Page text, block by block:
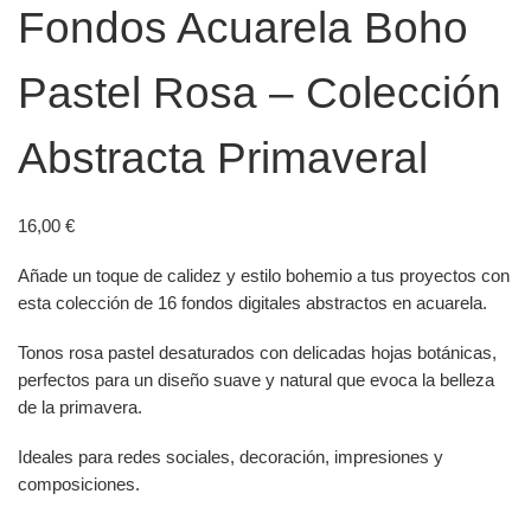
Fondos Acuarela Boho
Pastel Rosa – Colección
Abstracta Primaveral
16,00 €
Añade un toque de calidez y estilo bohemio a tus proyectos con
esta colección de 16 fondos digitales abstractos en acuarela.
Tonos rosa pastel desaturados con delicadas hojas botánicas,
perfectos para un diseño suave y natural que evoca la belleza
de la primavera.
Ideales para redes sociales, decoración, impresiones y
composiciones.